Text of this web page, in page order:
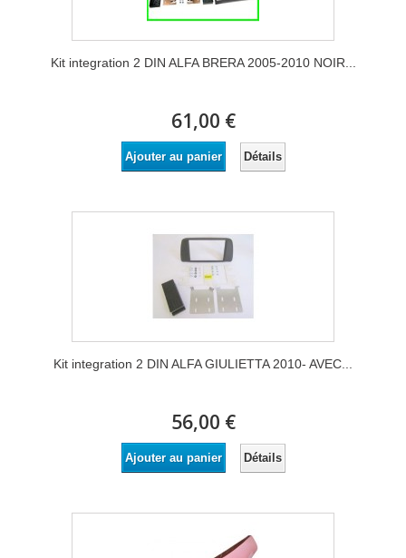
Kit integration 2 DIN ALFA BRERA 2005-2010 NOIR...
61,00 €
Ajouter au panier Détails
Kit integration 2 DIN ALFA GIULIETTA 2010- AVEC...
56,00 €
Ajouter au panier Détails